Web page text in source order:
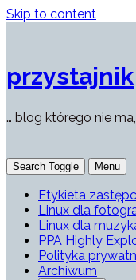
Skip to content
przystajnik
… blog którego nie
Search Toggle Menu
Etykieta
Linux dla
Linux dla
PPA Highly
Polityka
Archiwum